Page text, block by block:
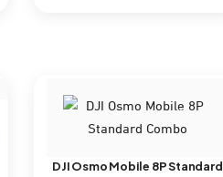
DJI Osmo Mobile 8P Standard